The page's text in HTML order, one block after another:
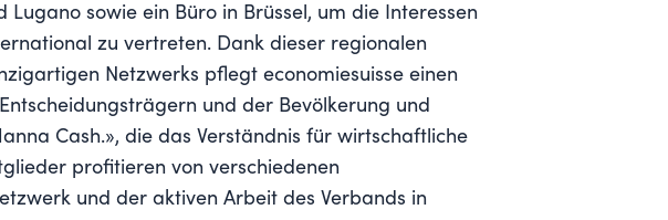
Lugano sowie ein Büro in Brüssel, um die Interessen
zu vertreten. Dank dieser regionalen
Netzwerks pflegt economiesuisse einen
und der Bevölkerung und
Cash.», die das Verständnis für wirtschaftliche
profitieren von verschiedenen
und der aktiven Arbeit des Verbands in